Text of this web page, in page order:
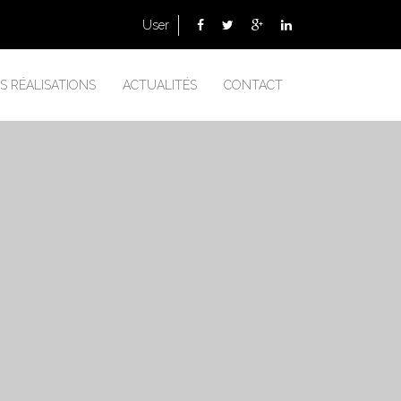
User
RÉALISATIONS ACTUALITÉS CONTACT